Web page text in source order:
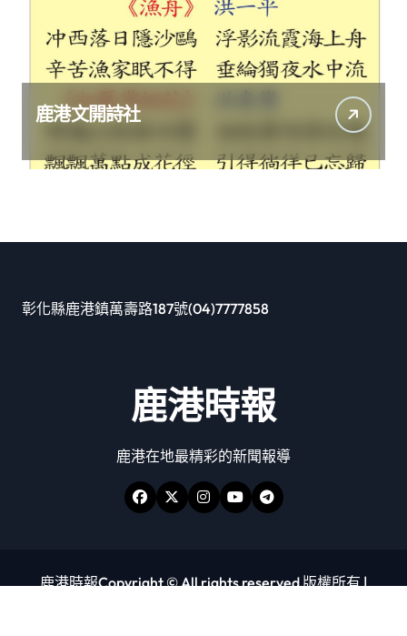
鹿港文開詩社
彰化縣鹿港鎮萬壽路187號(04)7777858
鹿港時報
鹿港在地最精彩的新聞報導
鹿港時報Copyright © All rights reserved 版權所有|